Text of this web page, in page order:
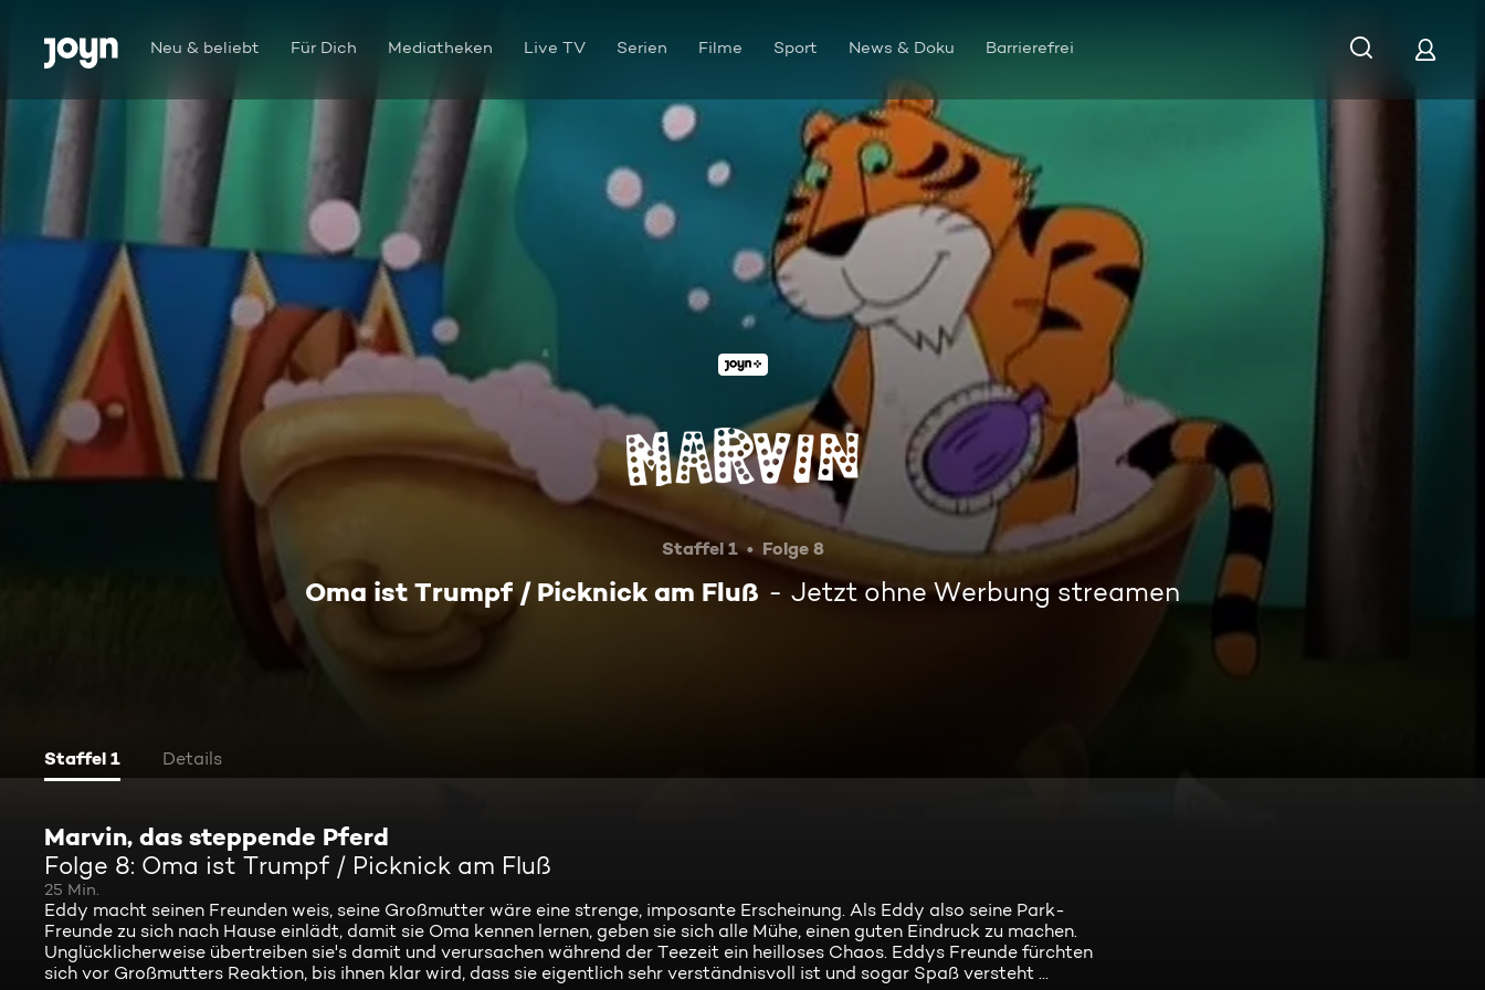
Zum Inhalt springen
Barrierefrei Neu & beliebt Für Dich Mediatheken Live TV Serien Filme Sport News & Doku Barrierefrei
Oma ist Trumpf / Picknick am Fluß
Staffel 1 Folge 8
Oma ist Trumpf / Picknick am Fluß Jetzt ohne Werbung streamen
Staffel 1 Details
Marvin, das steppende Pferd
Folge 8: Oma ist Trumpf / Picknick am Fluß
25 Min.
Eddy macht seinen Freunden weis, seine Großmutter wäre eine strenge, imposante Erscheinung. Als Eddy also seine Park-
Freunde zu sich nach Hause einlädt, damit sie Oma kennen lernen, geben sie sich alle Mühe, einen guten Eindruck zu machen.
Unglücklicherweise übertreiben sie's damit und verursachen während der Teezeit ein heilloses Chaos. Eddys Freunde fürchten
sich vor Großmutters Reaktion, bis ihnen klar wird, dass sie eigentlich sehr verständnisvoll ist und sogar Spaß versteht ...